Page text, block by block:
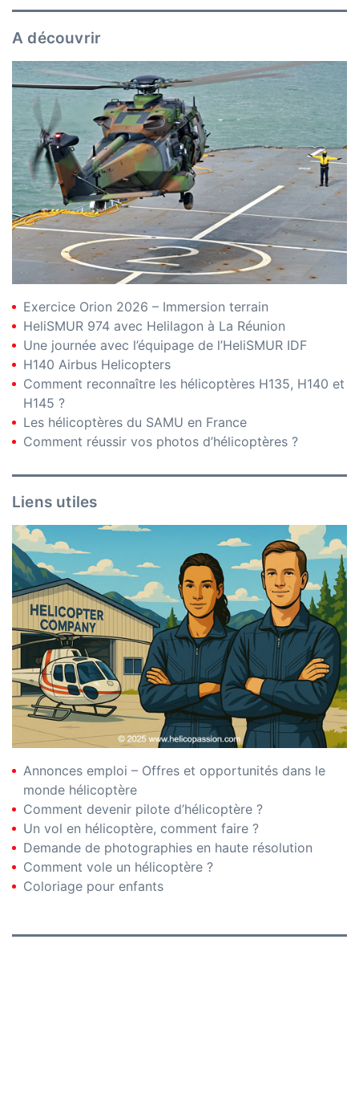
A découvrir
Exercice Orion 2026 – Immersion terrain
HeliSMUR 974 avec Helilagon à La Réunion
Une journée avec l’équipage de l’HeliSMUR IDF
H140 Airbus Helicopters
Comment reconnaître les hélicoptères H135, H140 et
H145 ?
Les hélicoptères du SAMU en France
Comment réussir vos photos d’hélicoptères ?
Liens utiles
Annonces emploi – Offres et opportunités dans le
monde hélicoptère
Comment devenir pilote d’hélicoptère ?
Un vol en hélicoptère, comment faire ?
Demande de photographies en haute résolution
Comment vole un hélicoptère ?
Coloriage pour enfants